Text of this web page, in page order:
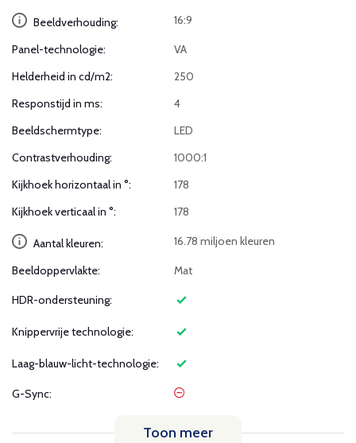
Beeldverhouding: 16:9
Panel-technologie:
VA
Helderheid in cd/m2:
250
Responstijd in ms:
4
Beeldschermtype:
LED
Contrastverhouding:
1000:1
Kijkhoek horizontaal in °:
178
Kijkhoek verticaal in °:
178
Aantal kleuren: 16.78 miljoen kleuren
Beeldoppervlakte: Mat
HDR-ondersteuning:
Knippervrije technologie:
Laag-blauw-licht-technologie:
G-Sync:
Toon meer